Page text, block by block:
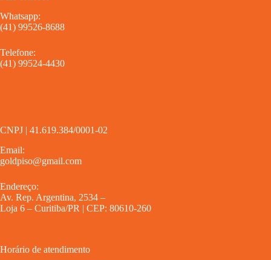
Whatsapp:
(41) 99526-8688
Telefone:
(41) 99524-4430
CNPJ | 41.619.384/0001-02
Email:
goldpiso@gmail.com
Endereço:
Av. Rep. Argentina, 2534 –
Loja 6 – Curitiba/PR | CEP: 80610-260
Horário de atendimento